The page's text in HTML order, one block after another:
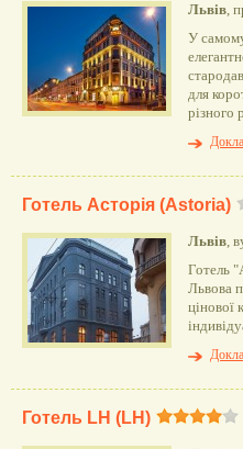
Львів,
У
для
різного
Готель Асторія (Аstoriа)
Львів,
Готель
Львова
цінової
Готель LH (LH)